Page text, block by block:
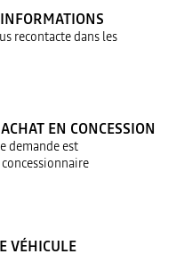
recontacte dans les
EN CONCESSION
demande est
VÉHICULE